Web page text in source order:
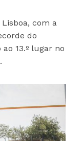
com a
do
13.º lugar no